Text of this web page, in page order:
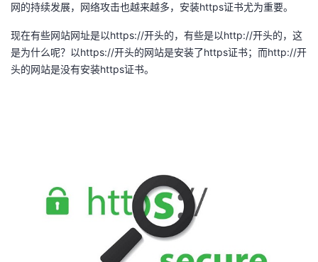
动
关
注
的
开
我
的
我
网的持续发展，网络攻击也越来越多，安装https证书尤为重要。
现在有些网站网址是以https://开头的，有些是以http://开头的，这
是为什么呢？以https://开头的网站是安装了https证书；而http://开
头的网站是没有安装https证书。